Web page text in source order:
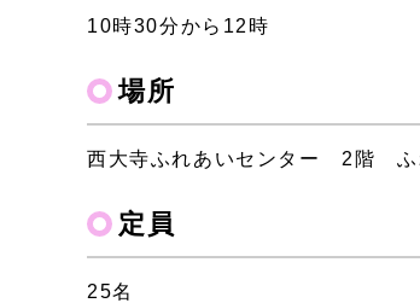
10時30分から12時
場所
西大寺ふれあいセンター 2階 ふ
定員
25名